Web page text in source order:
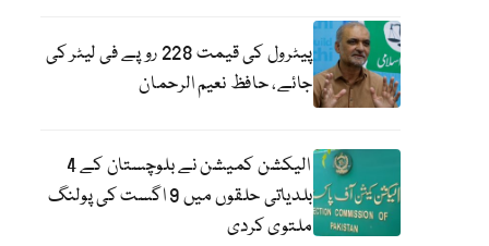
پیٹرول کی قیمت 228 روپے فی لیٹر کی
جائے، حافظ نعیم الرحمان
الیکشن کمیشن نے بلوچستان کے 4
بلدیاتی حلقوں میں 9 اگست کی پولنگ
ملتوی کردی